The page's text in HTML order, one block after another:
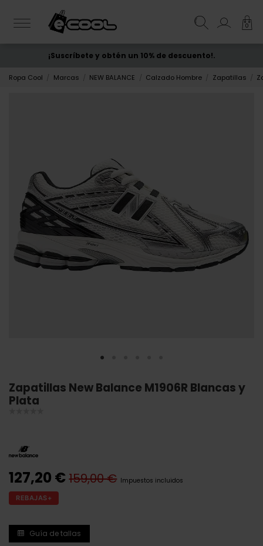
0
ENVÍO GRATIS desde 50€
¡Suscríbete y obtén un 10% de descuento!.
Ropa Cool Marcas NEW BALANCE Calzado Hombre Zapatillas
Zapatillas New Balance M1906R Blancas y
Plata
127,20 €159,00 € Impuestos incluidos
REBAJAS+
Guía de tallas